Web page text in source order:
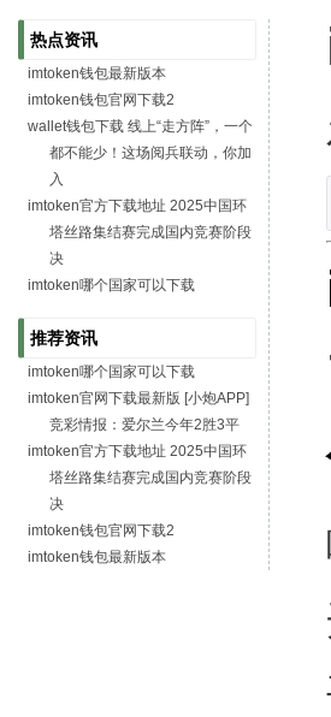
热点资讯
imtoken钱包最新版本
imtoken钱包官网下载2
wallet钱包下载 线上“走方阵”，一个
都不能少！这场阅兵联动，你加
入
imtoken官方下载地址 2025中国环
塔丝路集结赛完成国内竞赛阶段
决
imtoken哪个国家可以下载
推荐资讯
imtoken哪个国家可以下载
imtoken官网下载最新版 [小炮APP]
竞彩情报：爱尔兰今年2胜3平
imtoken官方下载地址 2025中国环
塔丝路集结赛完成国内竞赛阶段
决
imtoken钱包官网下载2
imtoken钱包最新版本